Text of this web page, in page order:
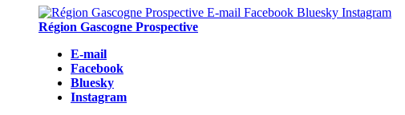
Région Gascogne Prospective
E-mail
Facebook
Bluesky
Instagram